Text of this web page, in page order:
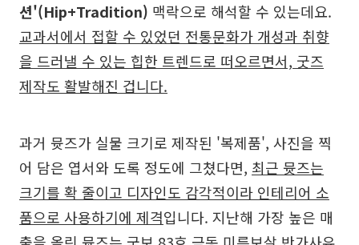
션'(Hip+Tradition) 맥락으로 해석할 수 있는데요.
교과서에서 접할 수 있었던 전통문화가 개성과 취향
을 드러낼 수 있는 힙한 트렌드로 떠오르면서, 굿즈
제작도 활발해진 겁니다.
과거 뮷즈가 실물 크기로 제작된 '복제품', 사진을 찍
어 담은 엽서와 도록 정도에 그쳤다면, 최근 뮷즈는
크기를 확 줄이고 디자인도 감각적이라 인테리어 소
품으로 사용하기에 제격입니다. 지난해 가장 높은 매